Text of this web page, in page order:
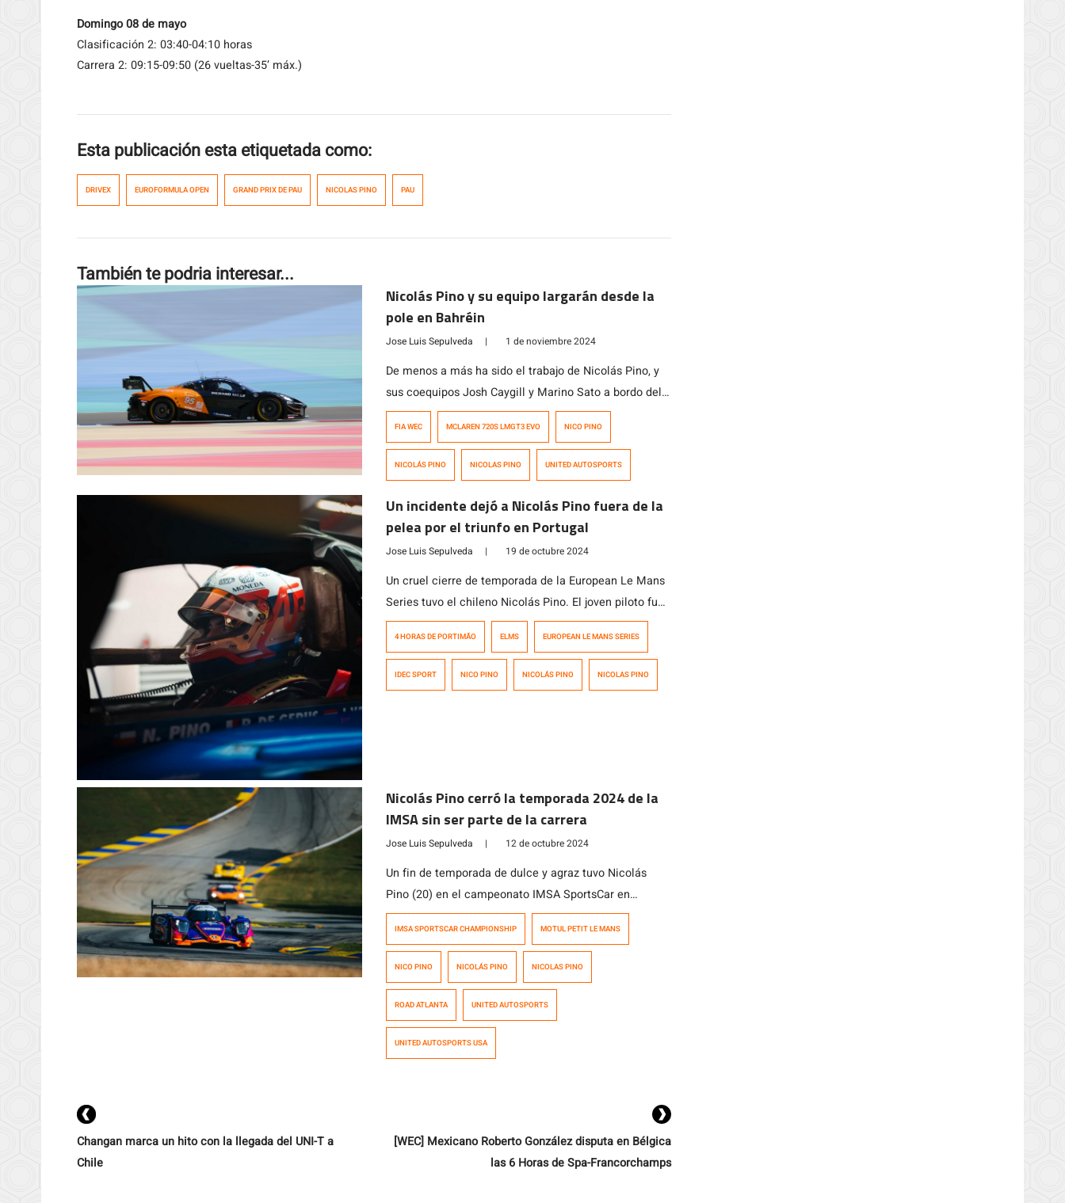
Domingo 08 de mayo
Clasificación 2: 03:40-04:10 horas
Carrera 2: 09:15-09:50 (26 vueltas-35’ máx.)
Esta publicación esta etiquetada como:
DRIVEX EUROFORMULA OPEN GRAND PRIX DE PAU NICOLAS PINO PAU
También te podria interesar...
Nicolás Pino y su equipo largarán desde la
pole en Bahréin
Jose Luis Sepulveda | 1 de noviembre 2024
De menos a más ha sido el trabajo de Nicolás Pino, y
sus coequipos Josh Caygill y Marino Sato a bordo del
McLaren 720S LMGT3 Evo #95 del equipo United
sede de la última fecha del Campeonato Mundial de
Resistencia (WEC). A la hora de clasificar, Caygill
(piloto […]
FIA WEC MCLAREN 720S LMGT3 EVO NICO PINO
NICOLÁS PINO NICOLAS PINO UNITED AUTOSPORTS
Un incidente dejó a Nicolás Pino fuera de la
pelea por el triunfo en Portugal
Jose Luis Sepulveda | 19 de octubre 2024
Un cruel cierre de temporada de la European Le Mans
Series tuvo el chileno Nicolás Pino. El joven piloto fue
el encargado de largar la carrera para el equipo IDEC
giro, en un excelente adelantamiento por el interior,
dejó atrás al venezolano Manuel Maldonado […]
4 HORAS DE PORTIMÃO ELMS EUROPEAN LE MANS SERIES
IDEC SPORT NICO PINO NICOLÁS PINO NICOLAS PINO
Nicolás Pino cerró la temporada 2024 de la
IMSA sin ser parte de la carrera
Jose Luis Sepulveda | 12 de octubre 2024
Un fin de temporada de dulce y agraz tuvo Nicolás
Pino (20) en el campeonato IMSA SportsCar en
Estados Unidos. Ayer, Ben Keating, su coequipo, marcó
Autosports USA en Road Atlanta (4.088 m) para lel
Motul Petit Le Mans, carrera en la que subió al […]
IMSA SPORTSCAR CHAMPIONSHIP MOTUL PETIT LE MANS
NICO PINO NICOLÁS PINO NICOLAS PINO
ROAD ATLANTA UNITED AUTOSPORTS
UNITED AUTOSPORTS USA
Changan marca un hito con la llegada del UNI-T a
Chile
[WEC] Mexicano Roberto González disputa en Bélgica
las 6 Horas de Spa-Francorchamps